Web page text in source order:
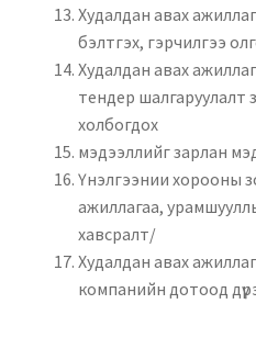
Худалдан авах
бэлтгэх, гэрчилгээ
Худалдан авах
тендер шалгаруулалт
холбогдох
мэдээллийг зарлан
Үнэлгээнии хорооны
ажиллагаа,
хавсралт/
Худалдан авах
компанийн дотоод